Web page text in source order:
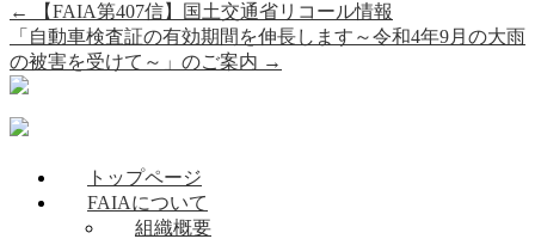
←
【FAIA第407信】国土交通省リコール情報
「自動車検査証の有効期間を伸長します～令和4年9月の大雨
の被害を受けて～」のご案内 →
トップページ
FAIAについて
組織概要